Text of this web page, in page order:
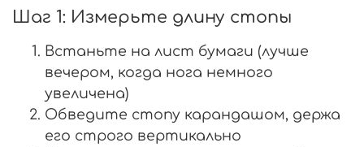
Шаг 1: Измерьте длину стопы
Встаньте на лист бумаги (лучше
вечером, когда нога немного
увеличена)
Обведите стопу карандашом, держа
его строго вертикально